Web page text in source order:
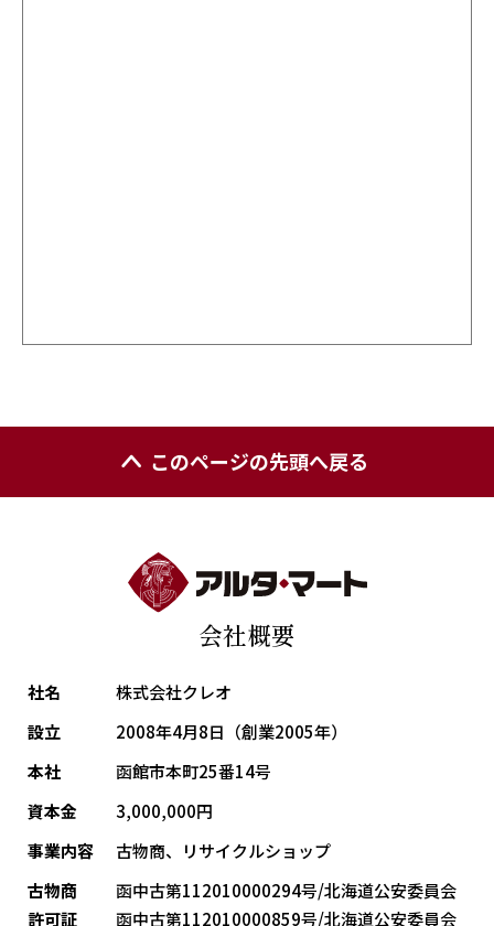
このページの先頭へ戻る
会社概要
社名
株式会社クレオ
設立
2008年4月8日（創業2005年）
本社
函館市本町25番14号
資本金
3,000,000円
事業内容
古物商、リサイクルショップ
古物商
許可証
函中古第112010000294号/北海道公安委員会
函中古第112010000859号/北海道公安委員会